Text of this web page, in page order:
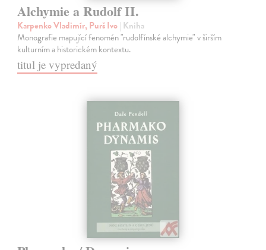
Alchymie a Rudolf II.
Karpenko Vladimír, Purš Ivo| Kniha
Monografie mapující fenomén "rudolfínské alchymie" v širším
kulturním a historickém kontextu.
titul je vypredaný